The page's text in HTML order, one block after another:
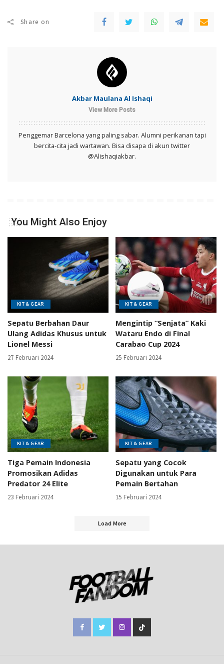
Share on
Akbar Maulana Al Ishaqi
View More Posts
Penggemar Barcelona yang paling sabar. Alumni perikanan tapi
bercita-cita jadi wartawan. Bisa disapa di akun twitter
@Alishaqiakbar.
You Might Also Enjoy
KIT & GEAR
Sepatu Berbahan Daur
Ulang Adidas Khusus untuk
Lionel Messi
27 Februari 2024
KIT & GEAR
Mengintip “Senjata” Kaki
Wataru Endo di Final
Carabao Cup 2024
25 Februari 2024
KIT & GEAR
Tiga Pemain Indonesia
Promosikan Adidas
Predator 24 Elite
23 Februari 2024
KIT & GEAR
Sepatu yang Cocok
Digunakan untuk Para
Pemain Bertahan
15 Februari 2024
Load More